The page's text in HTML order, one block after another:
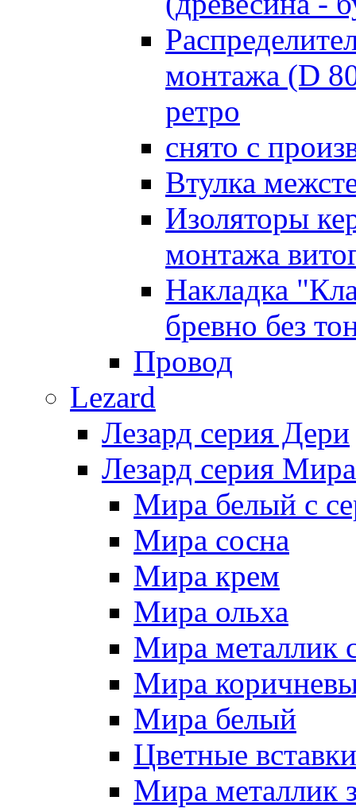
монтажа (D
ретро
снято с
Втулка
Изоляторы
монтажа
Накладка
бревно без
Провод
Lezard
Лезард серия Дери
Лезард серия Мира
Мира белый c
Мира сосна
Мира крем
Мира ольха
Мира металлик
Мира
Мира белый
Цветные вставки
Мира металлик